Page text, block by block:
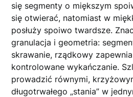
się segmenty o miększym
się otwierać, natomiast w
posłuży spoiwo twardsze.
granulacja i geometria:
skrawanie, rządkowy
kontrolowane wykańczanie.
prowadzić równymi,
długotrwałego „stania” w